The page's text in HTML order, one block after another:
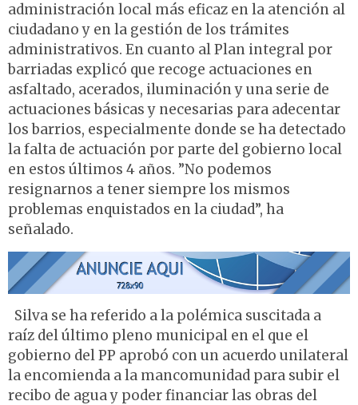
administración local más eficaz en la atención al
ciudadano y en la gestión de los trámites
administrativos. En cuanto al Plan integral por
barriadas explicó que recoge actuaciones en
asfaltado, acerados, iluminación y una serie de
actuaciones básicas y necesarias para adecentar
los barrios, especialmente donde se ha detectado
la falta de actuación por parte del gobierno local
en estos últimos 4 años. ”No podemos
resignarnos a tener siempre los mismos
problemas enquistados en la ciudad”, ha
señalado.
Silva se ha referido a la polémica suscitada a
raíz del último pleno municipal en el que el
gobierno del PP aprobó con un acuerdo unilateral
la encomienda a la mancomunidad para subir el
recibo de agua y poder financiar las obras del